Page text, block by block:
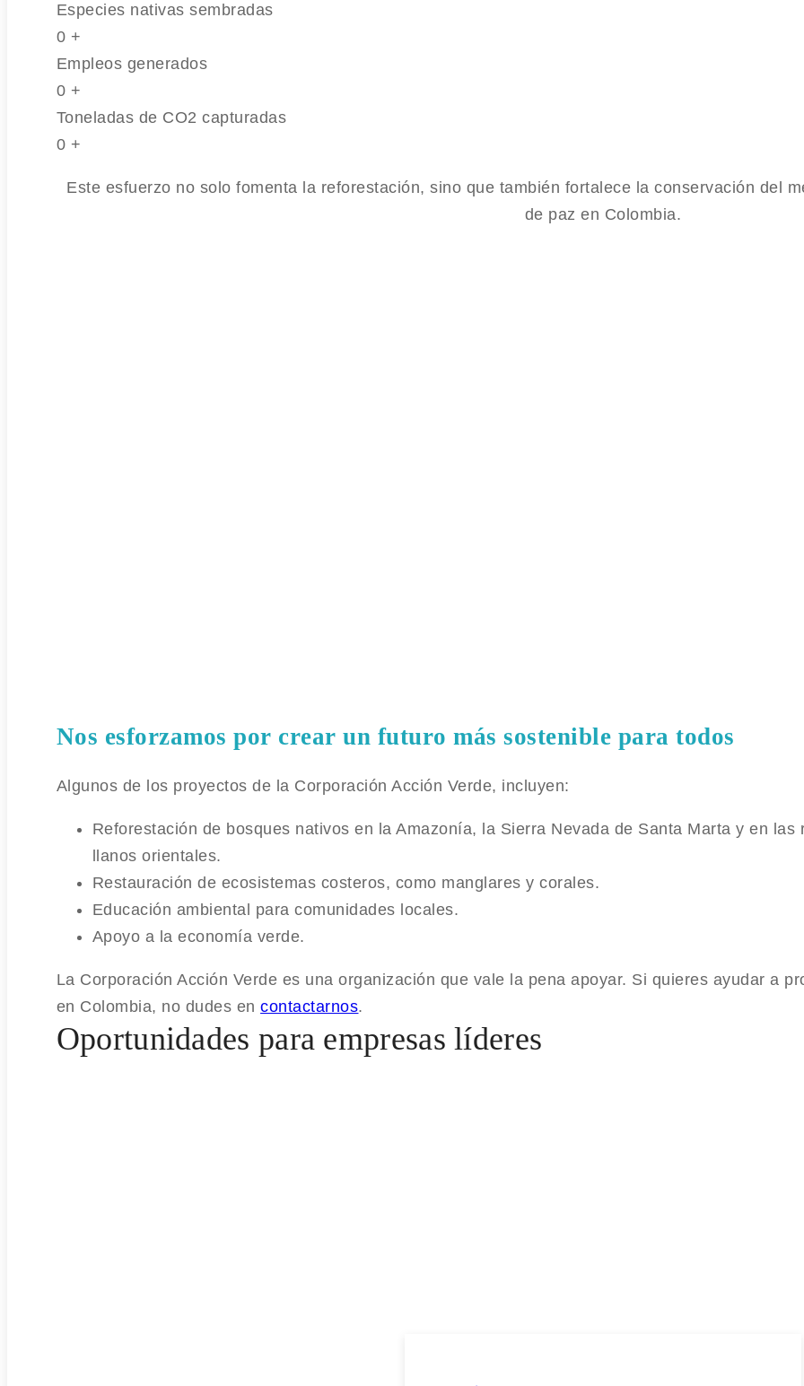
Especies nativas sembradas
0 +
Empleos generados
0 +
Toneladas de CO2 capturadas
0 +
Este esfuerzo no solo fomenta la reforestación, sino que también fortalece la conservación del
de paz en Colombia.
Nos esforzamos por crear un futuro más sostenible para todos
Algunos de los proyectos de la Corporación Acción Verde, incluyen:
Reforestación de bosques nativos en la Amazonía, la Sierra Nevada de Santa Marta y en
llanos orientales.
Restauración de ecosistemas costeros, como manglares y corales.
Educación ambiental para comunidades locales.
Apoyo a la economía verde.
La Corporación Acción Verde es una organización que vale la pena apoyar. Si quieres ayudar a
en Colombia, no dudes encontactarnos.
Oportunidades para empresas líderes